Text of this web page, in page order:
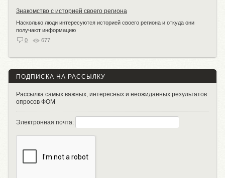
Знакомство с историей своего региона
Насколько люди интересуются историей своего региона и откуда они
получают информацию
0
677
ПОДПИСКА НА РАССЫЛКУ
Рассылка самых важных, интересных и неожиданных результатов
опросов ФОМ
Электронная почта: